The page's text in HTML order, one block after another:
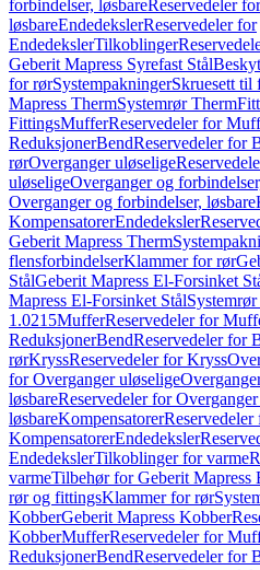
forbindelser, løsbareReservedeler
løsbareEndedekslerReservedeler for
EndedekslerTilkoblinger
Geberit Mapress Syrefast Stål
for rørSystempakningerSkruesett til
Mapress ThermSystemrør Therm
FittingsMufferReservedeler for
ReduksjonerBendReservedeler for
rørOverganger uløselige
uløseligeOverganger og
Overganger og forbindelser, løsbare
KompensatorerEndedeksler
Geberit Mapress Therm
flensforbindelserKlammer for rør
StålGeberit Mapress El-Forsinket
Mapress El-Forsinket Stål
1.0215MufferReservedeler for
ReduksjonerBendReservedeler for
rørKryssReservedeler for Kryss
for Overganger uløselige
løsbareReservedeler for
løsbareKompensatorerReservedeler
KompensatorerEndedeksler
EndedekslerTilkoblinger for varme
varmeTilbehør for Geberit Mapress
rør og fittingsKlammer for rør
KobberGeberit Mapress Kobber
KobberMufferReservedeler for
ReduksjonerBendReservedeler for